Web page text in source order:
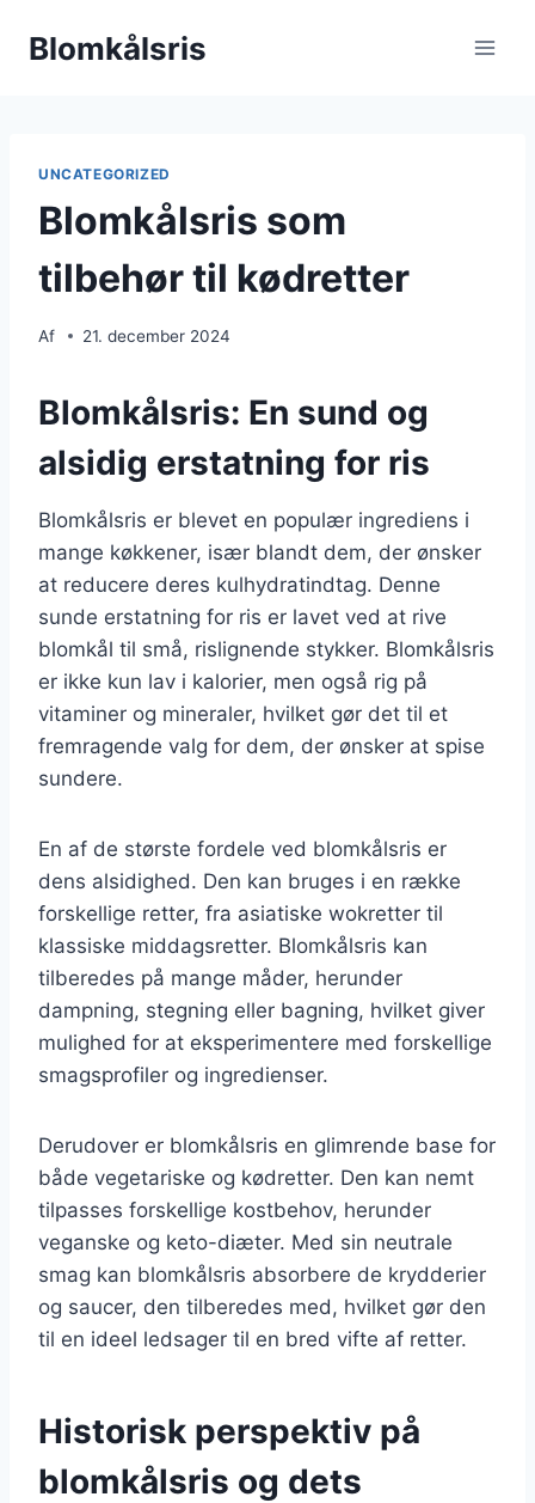
Blomkålsris
UNCATEGORIZED
Blomkålsris som
tilbehør til kødretter
Af 21. december 2024
Blomkålsris: En sund og
alsidig erstatning for ris
Blomkålsris er blevet en populær ingrediens i
mange køkkener, især blandt dem, der ønsker
at reducere deres kulhydratindtag. Denne
sunde erstatning for ris er lavet ved at rive
blomkål til små, rislignende stykker. Blomkålsris
er ikke kun lav i kalorier, men også rig på
vitaminer og mineraler, hvilket gør det til et
fremragende valg for dem, der ønsker at spise
sundere.
En af de største fordele ved blomkålsris er
dens alsidighed. Den kan bruges i en række
forskellige retter, fra asiatiske wokretter til
klassiske middagsretter. Blomkålsris kan
tilberedes på mange måder, herunder
dampning, stegning eller bagning, hvilket giver
mulighed for at eksperimentere med forskellige
smagsprofiler og ingredienser.
Derudover er blomkålsris en glimrende base for
både vegetariske og kødretter. Den kan nemt
tilpasses forskellige kostbehov, herunder
veganske og keto-diæter. Med sin neutrale
smag kan blomkålsris absorbere de krydderier
og saucer, den tilberedes med, hvilket gør den
til en ideel ledsager til en bred vifte af retter.
Historisk perspektiv på
blomkålsris og dets